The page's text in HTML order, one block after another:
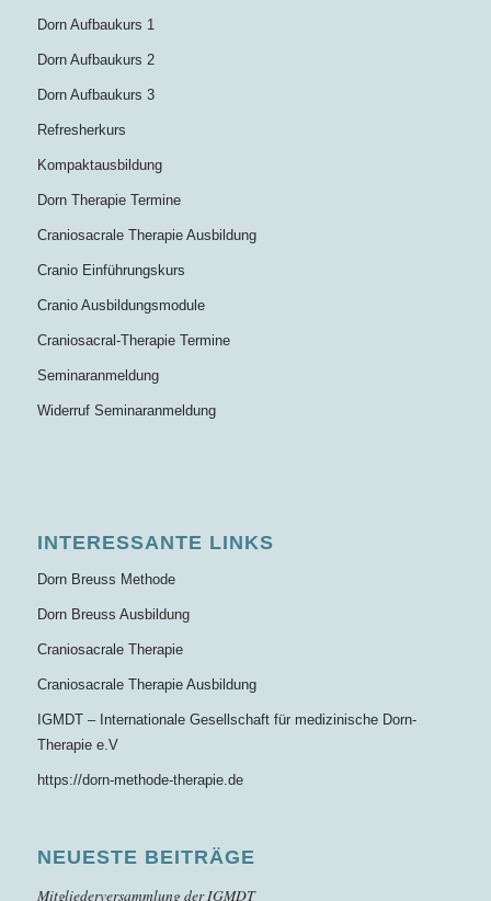
Dorn Aufbaukurs 1
Dorn Aufbaukurs 2
Dorn Aufbaukurs 3
Refresherkurs
Kompaktausbildung
Dorn Therapie Termine
Craniosacrale Therapie Ausbildung
Cranio Einführungskurs
Cranio Ausbildungsmodule
Craniosacral-Therapie Termine
Seminaranmeldung
Widerruf Seminaranmeldung
INTERESSANTE LINKS
Dorn Breuss Methode
Dorn Breuss Ausbildung
Craniosacrale Therapie
Craniosacrale Therapie Ausbildung
IGMDT – Internationale Gesellschaft für medizinische Dorn-
Therapie e.V
https://dorn-methode-therapie.de
NEUESTE BEITRÄGE
Mitgliederversammlung der IGMDT